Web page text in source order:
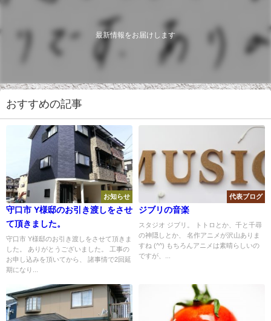
最新情報をお届けします
おすすめの記事
お知らせ
守口市 Y様邸のお引き渡しをさせ
て頂きました。
守口市 Y様邸のお引き渡しをさせて頂きま
した。 ありがとうございました。 工事の
お申し込みを頂いてから、 諸事情で2回延
期になり...
代表ブログ
ジブリの音楽
スタジオ ジブリ。 トトロとか、千と千尋
の神隠しとか、 名作アニメが沢山ありま
すね (^^) もちろんアニメは素晴らしいの
ですが、...